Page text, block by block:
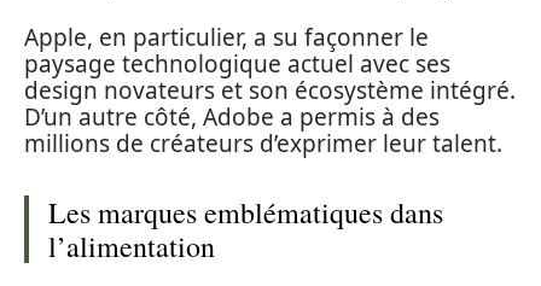
Apple, en particulier, a su façonner le
paysage technologique actuel avec ses
design novateurs et son écosystème intégré.
D’un autre côté, Adobe a permis à des
millions de créateurs d’exprimer leur talent.
Les marques emblématiques dans
l’alimentation